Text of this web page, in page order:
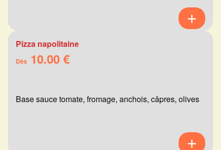
Pizza napolitaine
Dès 10.00 €
Base sauce tomate, fromage, anchois, câpres, olives